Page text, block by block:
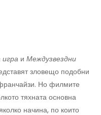
и Междузвездни
зловещо подобни
Но филмите
тяхната основна
начина, по които